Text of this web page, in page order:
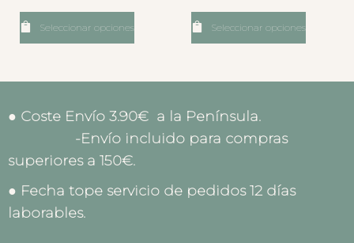
Seleccionar opciones Seleccionar opciones
● Coste Envío 3.90€ a la Península.
-Envío incluido para compras
superiores a 150€.
● Fecha tope servicio de pedidos 12 días
laborables.